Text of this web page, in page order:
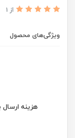
از 1
ویژگی‌های محصول
هزینه